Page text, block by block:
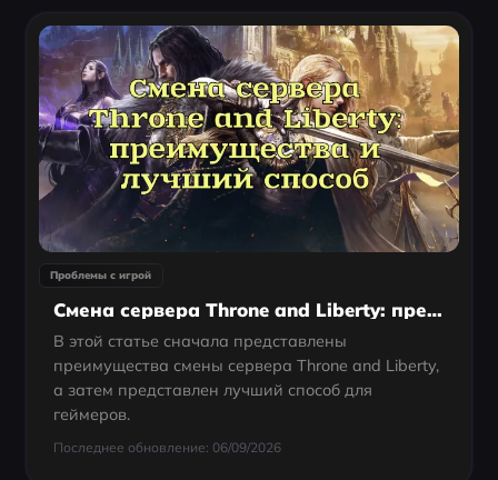
Проблемы с игрой
Смена сервера Throne and Liberty: преимущества и лучший способ
В этой статье сначала представлены
преимущества смены сервера Throne and Liberty,
а затем представлен лучший способ для
геймеров.
Последнее обновление: 06/09/2026